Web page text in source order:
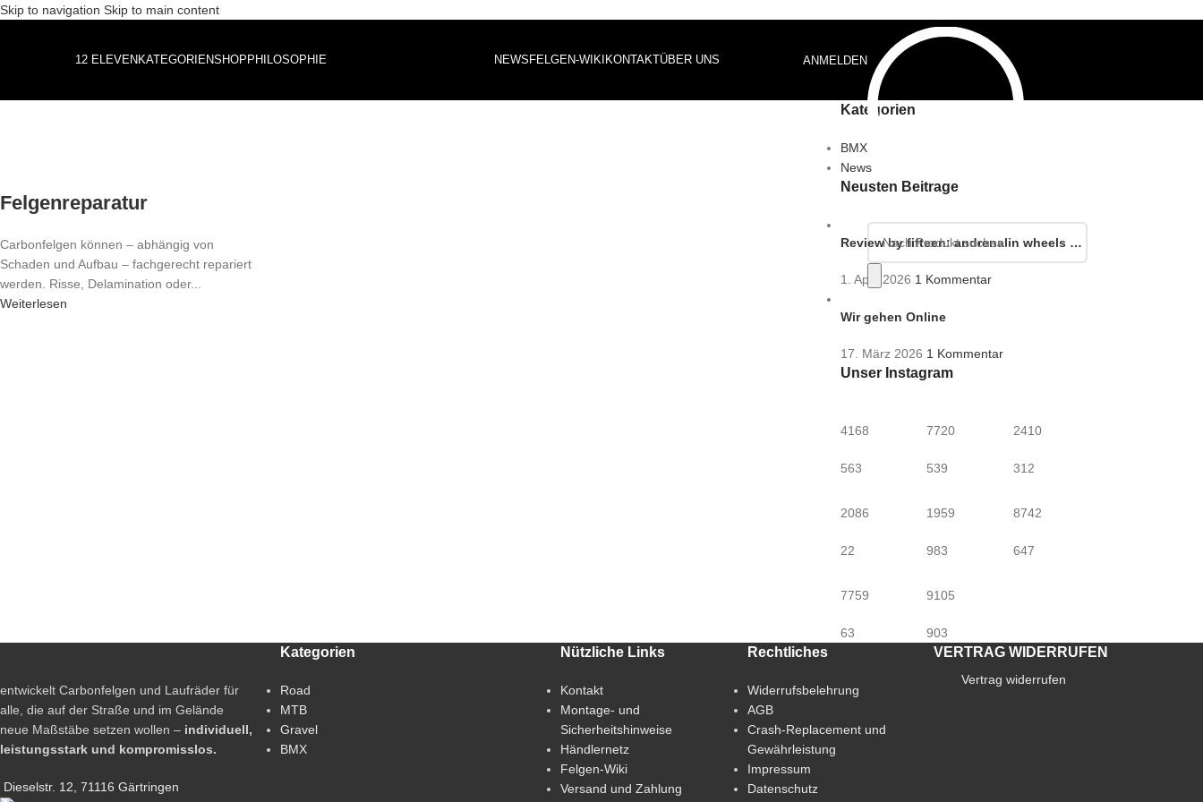
Skip to navigation Skip to main content
12 ELEVEN KATEGORIENSHOP PHILOSOPHIE NEWS FELGEN-WIKI KONTAKTÜBER UNS ANMELDEN
Felgenreparatur
Carbonfelgen können – abhängig von
Schaden und Aufbau – fachgerecht repariert
werden. Risse, Delamination oder...
Weiterlesen
Kategorien
BMX
News
Neusten Beiträge
Review by fifteen: andrenalin wheels …
1. April 2026 1 Kommentar
Wir gehen Online
17. März 2026 1 Kommentar
Unser Instagram
4168
563
7720
539
2410
312
2086
22
1959
983
8742
647
7759
63
9105
903
entwickelt Carbonfelgen und Laufräder für
alle, die auf der Straße und im Gelände
neue Maßstäbe setzen wollen – individuell,
leistungsstark und kompromisslos.
Dieselstr. 12, 71116 Gärtringen
Kategorien
Road
MTB
Gravel
BMX
Nützliche Links
Kontakt
Montage- und
Sicherheitshinweise
Händlernetz
Felgen-Wiki
Versand und Zahlung
Rechtliches
Widerrufsbelehrung
AGB
Crash-Replacement und
Gewährleistung
Impressum
Datenschutz
VERTRAG WIDERRUFEN
Vertrag widerrufen